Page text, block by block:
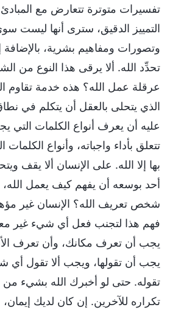
تفسيرات متوترة تتعارض مع
التمييز الدقيق، سترى أنها ليست
وتصورات ومفاهيم بشرية، بالإضافة
تحدِّد الله. ألا يرقى هذا النوع من
عرقلة عمل الله؟ هذه خدمة تقاوم
الذي يتحلى بالعقل أن يتكلم في
عليه أن يعرف أنواع الكلمات التي
تتعلق بأداء واجباته، وأنواع الكلمات
بها إلا الله. على الإنسان ألا يقف
أحد بوسعه أن يفهم كيف يعمل
شخص تعريف الله؟ الإنسان غير
فهم هذا لتجنب فعل أي شيء غير
يجب أن تعرف مكانك، وأن تعرف
يجب أن تقولها، ويجب ألا تقول أي
تقوله. حتى لو أخبرك الله بشيء
تكراره للآخرين. إن كان لديك